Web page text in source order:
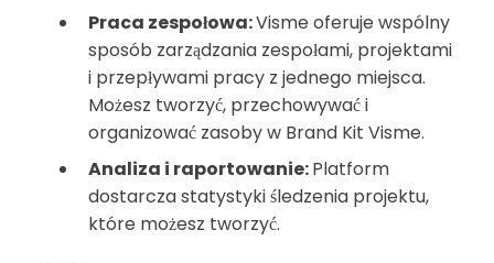
Praca zespołowa:Visme oferuje wspólny
sposób zarządzania zespołami, projektami
i przepływami pracy z jednego miejsca.
Możesz tworzyć, przechowywać i
organizować zasoby w Brand Kit Visme.
Analiza i raportowanie:Platform
dostarcza statystyki śledzenia projektu,
które możesz tworzyć.